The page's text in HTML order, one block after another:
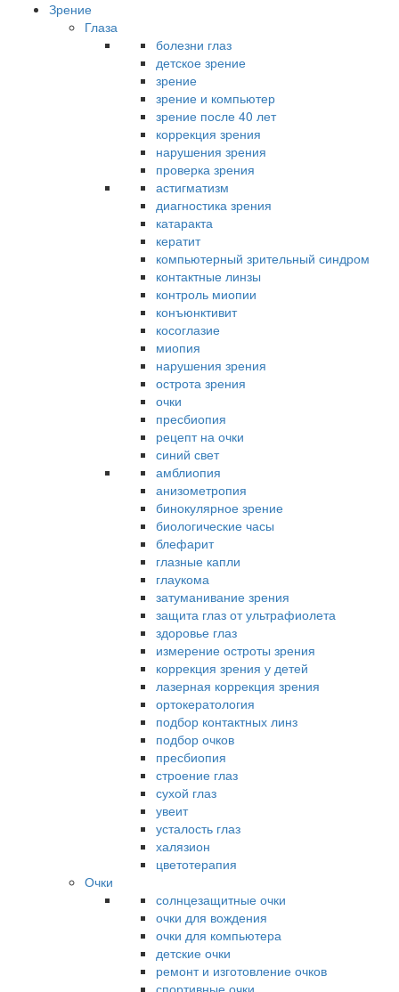
Зрение
Глаза
болезни глаз
детское зрение
зрение
зрение и компьютер
зрение после 40 лет
коррекция зрения
нарушения зрения
проверка зрения
астигматизм
диагностика зрения
катаракта
кератит
компьютерный зрительный синдром
контактные линзы
контроль миопии
конъюнктивит
косоглазие
миопия
нарушения зрения
острота зрения
очки
пресбиопия
рецепт на очки
синий свет
амблиопия
анизометропия
бинокулярное зрение
биологические часы
блефарит
глазные капли
глаукома
затуманивание зрения
защита глаз от ультрафиолета
здоровье глаз
измерение остроты зрения
коррекция зрения у детей
лазерная коррекция зрения
ортокератология
подбор контактных линз
подбор очков
пресбиопия
строение глаз
сухой глаз
увеит
усталость глаз
халязион
цветотерапия
Очки
солнцезащитные очки
очки для вождения
очки для компьютера
детские очки
ремонт и изготовление очков